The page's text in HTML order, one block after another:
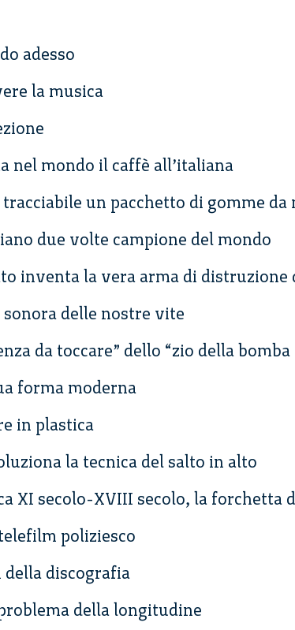
adesso
la musica
nel mondo il caffè all’italiana
un pacchetto di gomme da
due volte campione del mondo
inventa la vera arma di distruzione
delle nostre vite
da toccare” dello “zio della bomba
forma moderna
in plastica
la tecnica del salto in alto
XI secolo-XVIII secolo, la forchetta
poliziesco
della discografia
della longitudine